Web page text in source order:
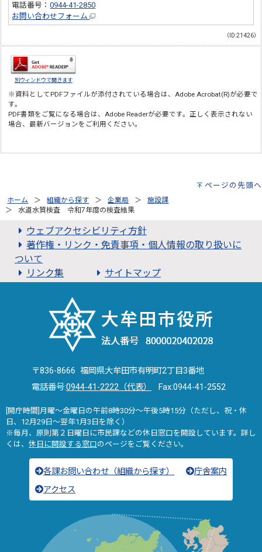
電話番号：0944-41-2850
お問い合わせフォーム
（ID:21426）
別ウィンドウで開きます
※資料としてPDFファイルが添付されている場合は、Adobe Acrobat(R)が必要で
す。
PDF書類をご覧になる場合は、Adobe Readerが必要です。正しく表示されない
場合、最新バージョンをご利用ください。
ページの先頭へ
ホーム 組織から探す 企業局
施設課
水道水質検査 令和7年度の検査結果
ウェブアクセシビリティ方針
著作権・リンク・免責事項・個人情報の取り扱いに
ついて
リンク集
サイトマップ
〒836-8666 福岡県大牟田市有明町2丁目3番地
電話番号:0944-41-2222（代表） Fax:0944-41-2552
[開庁時間]月曜～金曜日の午前8時30分～午後5時15分（ただし、祝・休
日、12月29日～翌年1月3日を除く）
※毎月、原則第２日曜日に市民課などの休日窓口を開設しています。詳し
くは、 休日に開設する窓口のページをご覧ください。
各課お問い合わせ（組織から探す）
庁舎案内
アクセス